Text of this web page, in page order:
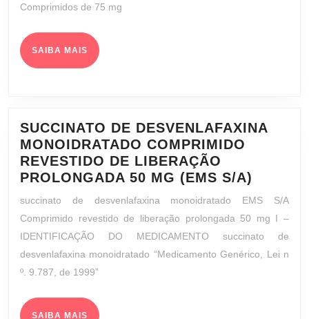
Comprimidos de 75 mg
SAIBA MAIS SAIBA
MAIS
SUCCINATO DE DESVENLAFAXINA
MONOIDRATADO COMPRIMIDO
REVESTIDO DE LIBERAÇÃO
PROLONGADA 50 MG (EMS S/A)
DE
succinato de desvenlafaxina monoidratado EMS S/A
Comprimido revestido de liberação prolongada 50 mg I –
IDENTIFICAÇÃO DO MEDICAMENTO succinato de
desvenlafaxina monoidratado “Medicamento Genérico, Lei n
º. 9.787, de 1999”
SAIBA MAIS SAIBA